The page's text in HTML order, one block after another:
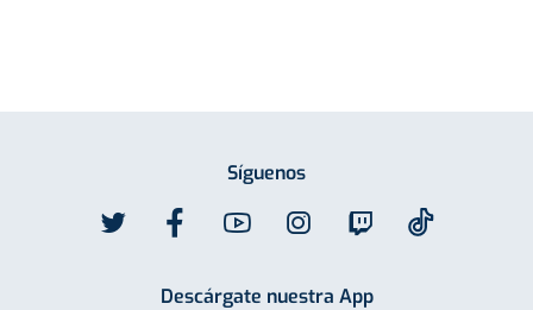
Síguenos
Descárgate nuestra App